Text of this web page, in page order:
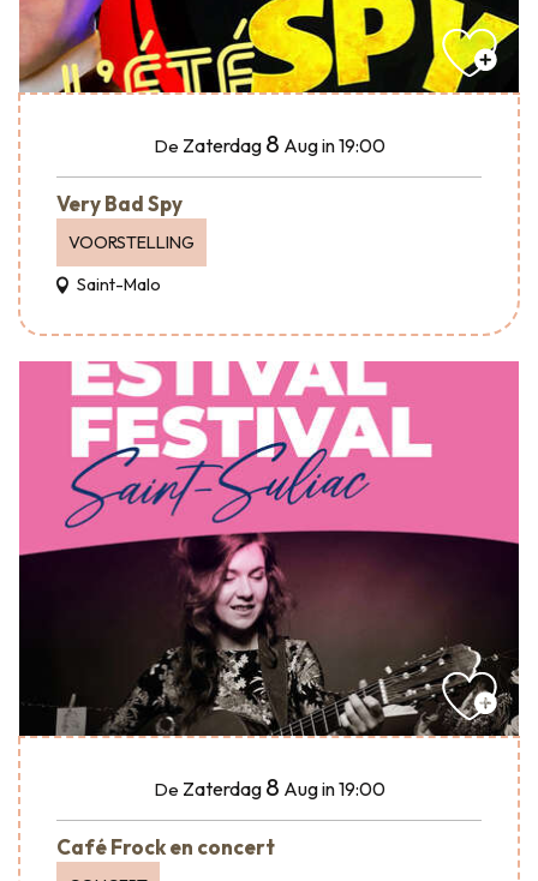
De Zaterdag 8 Augin 19:00
Very Bad Spy
VOORSTELLING
Saint-Malo
De Zaterdag 8 Augin 19:00
Café Frock en concert